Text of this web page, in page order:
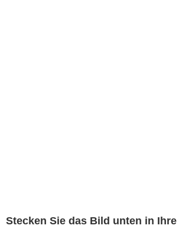
Stecken Sie das Bild unten in Ihre